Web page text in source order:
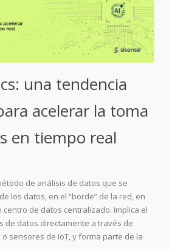
una tendencia
acelerar la toma
en tiempo real
de análisis de datos que se
los datos, en el “borde” de la red, en
de datos centralizado. Implica el
de datos directamente a través de
sensores de IoT, y forma parte de la